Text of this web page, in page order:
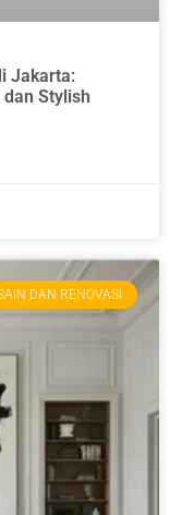
Jakarta:
Stylish
DAN RENOVASI